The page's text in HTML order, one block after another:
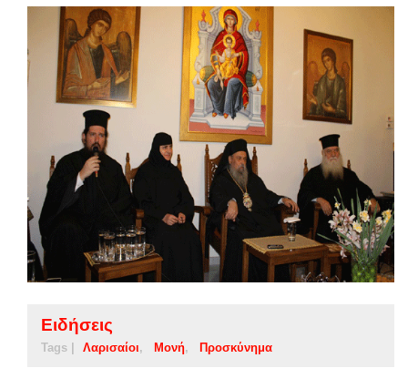
Ειδήσεις
Tags | Λαρισαίοι Μονή Προσκύνημα